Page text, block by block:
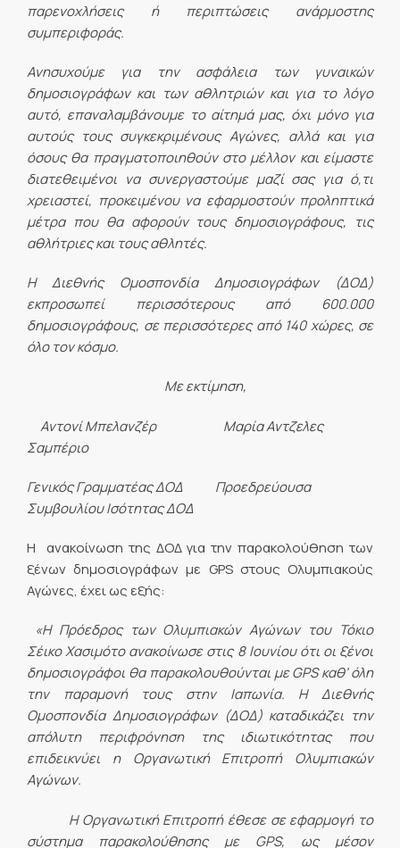
παρενοχλήσεις ή περιπτώσεις ανάρμοστης
συμπεριφοράς.
Ανησυχούμε για την ασφάλεια των γυναικών
δημοσιογράφων και των αθλητριών και για το λόγο
αυτό, επαναλαμβάνουμε το αίτημά μας, όχι μόνο για
αυτούς τους συγκεκριμένους Αγώνες, αλλά και για
όσους θα πραγματοποιηθούν στο μέλλον και είμαστε
διατεθειμένοι να συνεργαστούμε μαζί σας για ό,τι
χρειαστεί, προκειμένου να εφαρμοστούν προληπτικά
μέτρα που θα αφορούν τους δημοσιογράφους, τις
αθλήτριες και τους αθλητές.
Η Διεθνής Ομοσπονδία Δημοσιογράφων (ΔΟΔ)
εκπροσωπεί περισσότερους από 600.000
δημοσιογράφους, σε περισσότερες από 140 χώρες, σε
όλο τον κόσμο.
Με εκτίμηση,
Αντονί Μπελανζέρ Μαρία Αντζελες
Σαμπέριο
Γενικός Γραμματέας ΔΟΔ Προεδρεύουσα
Συμβουλίου Ισότητας ΔΟΔ
Η ανακοίνωση της ΔΟΔ για την παρακολούθηση των
ξένων δημοσιογράφων με GPS στους Ολυμπιακούς
Αγώνες, έχει ως εξής:
«HΠρόεδρος των Ολυμπιακών Αγώνων του Τόκιο
Σέικο Χασιμότο ανακοίνωσε στις 8 Ιουνίου ότι οι ξένοι
δημοσιογράφοι θα παρακολουθούνται μεGPSκαθ’ όλη
την παραμονή τους στην Ιαπωνία. Η Διεθνής
Ομοσπονδία Δημοσιογράφων (ΔΟΔ) καταδικάζει την
απόλυτη περιφρόνηση της ιδιωτικότητας που
επιδεικνύει η Οργανωτική Επιτροπή Ολυμπιακών
Αγώνων.
Η Οργανωτική Επιτροπή έθεσε σε εφαρμογή το
σύστημα παρακολούθησης με GPS, ως μέσον